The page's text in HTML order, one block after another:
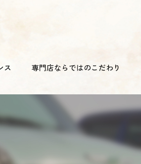
ス 専門店ならではのこだわり